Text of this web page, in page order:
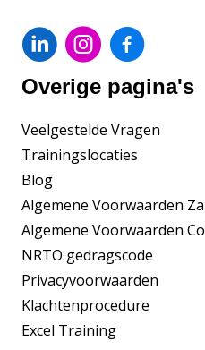
Overige pagina's
Veelgestelde Vragen
Trainingslocaties
Blog
Algemene Voorwaarden
Algemene Voorwaarden
NRTO gedragscode
Privacyvoorwaarden
Klachtenprocedure
Excel Training